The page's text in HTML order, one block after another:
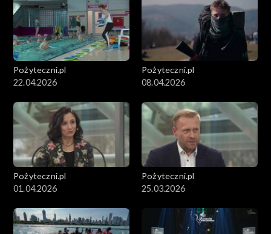
Pożyteczni.pl
22.04.2026
Pożyteczni.pl
08.04.2026
Pożyteczni.pl
01.04.2026
Pożyteczni.pl
25.03.2026